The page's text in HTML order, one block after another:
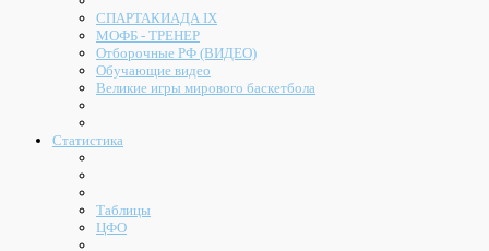
СПАРТАКИАДА IX
МОФБ - ТРЕНЕР
Отборочные РФ (ВИДЕО)
Обучающие видео
Великие игры мирового баскетбола
Статистика
Таблицы
ЦФО